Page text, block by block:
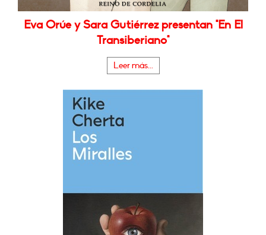
Eva Orúe y Sara Gutiérrez presentan "En El
Transiberiano"
Leer más...